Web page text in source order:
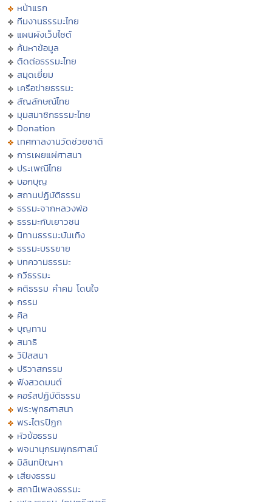
หน้าแรก
ทีมงานธรรมะไทย
แผนผังเว็บไซต์
ค้นหาข้อมูล
ติดต่อธรรมะไทย
สมุดเยี่ยม
เครือข่ายธรรมะ
สัญลักษณ์ไทย
มุมสมาชิกธรรมะไทย
Donation
เทศกาลงานวัดช่วยชาติ
การเผยแผ่ศาสนา
ประเพณีไทย
บอกบุญ
สถานปฏิบัติธรรม
ธรรมะจากหลวงพ่อ
ธรรมะกับเยาวชน
นิทานธรรมะบันเทิง
ธรรมะบรรยาย
บทความธรรมะ
กวีธรรมะ
คติธรรม คำคม โดนใจ
กรรม
ศีล
บุญทาน
สมาธิ
วิปัสสนา
ปริวาสกรรม
ฟังสวดมนต์
คอร์สปฏิบัติธรรม
พระพุทธศาสนา
พระไตรปิฏก
หัวข้อธรรม
พจนานุกรมพุทธศาสน์
มิลินทปัญหา
เสียงธรรม
สถานีเพลงธรรมะ